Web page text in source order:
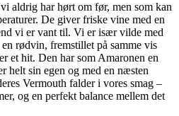
aldrig har hørt om før, men som kan
De giver friske vine med en
vi er vant til. Vi er især vilde med
rødvin, fremstillet på samme vis
et hit. Den har som Amaronen en
helt sin egen og med en næsten
Vermouth falder i vores smag –
og en perfekt balance mellem det